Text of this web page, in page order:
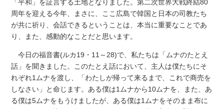
「平和」を証言する土地となりました。第二次世界大戦終結80
周年を迎える今年、まさに、ここ広島で韓国と日本の司教たち
が共に祈り、会話できるということは、本当に重要なことであ
り、また、感動的なことだと思います。
今日の福音書(ルカ19・11～28)で、私たちは「ムナのたとえ
話」を聞きました。このたとえ話において、主人は僕たちにそ
れぞれ1ムナを渡し、「わたしが帰って来るまで、これで商売を
しなさい」と命じます。ある僕は1ムナから10ムナを、また、あ
る僕は5ムナをもうけましたが、ある僕は1ムナをそのまま布に